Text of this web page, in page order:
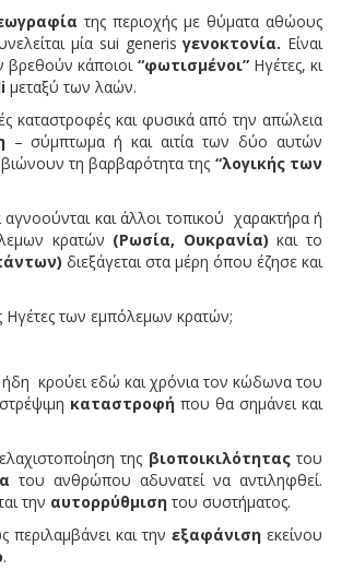
της περιοχής με θύματα αθώους
μία sui generisγενοκτονία. Είναι
βρεθούν κάποιοι “φωτισμένοι”Ηγέτες, κι
μεταξύ των λαών.
και φυσικά από την απώλεια
– σύμπτωμα ή και αιτία των δύο αυτών
τη βαρβαρότητα της “λογικής των
και άλλοι τοπικού χαρακτήρα ή
κρατών (Ρωσία, Ουκρανία) και το
διεξάγεται στα μέρη όπου έζησε και
Ηγέτες των εμπόλεμων κρατών;
κρούει εδώ και χρόνια τον κώδωνα του
καταστροφήπου θα σημάνει και
της βιοποικιλότηταςτου
του ανθρώπου αδυνατεί να αντιληφθεί.
την αυτορρύθμιση του συστήματος.
και την εξαφάνιση εκείνου
.